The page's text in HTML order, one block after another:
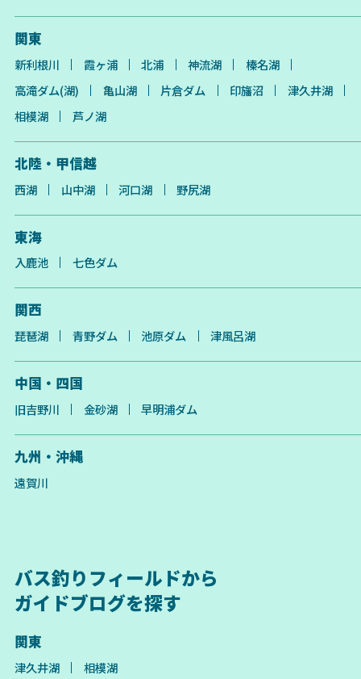
関東
新利根川 霞ヶ浦 北浦 神流湖
榛名湖
高滝ダム(湖)
亀山湖 片倉ダム 印旛沼
津久井湖
相模湖
芦ノ湖
北陸・甲信越
西湖 山中湖 河口湖 野尻湖
東海
入鹿池 七色ダム
関西
琵琶湖 青野ダム 池原ダム 津風呂湖
中国・四国
旧吉野川 金砂湖 早明浦ダム
九州・沖縄
遠賀川
バス釣りフィールドから
ガイドブログを探す
関東
津久井湖 相模湖